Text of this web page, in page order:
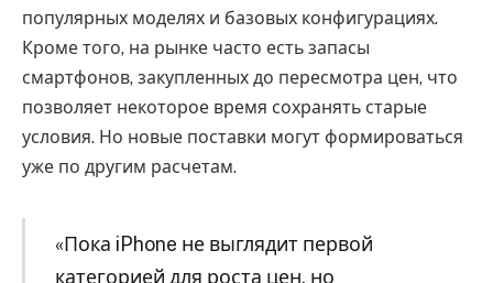
популярных моделях и базовых конфигурациях.
Кроме того, на рынке часто есть запасы
смартфонов, закупленных до пересмотра цен, что
позволяет некоторое время сохранять старые
условия. Но новые поставки могут формироваться
уже по другим расчетам.
«Пока iPhone не выглядит первой
категорией для роста цен, но